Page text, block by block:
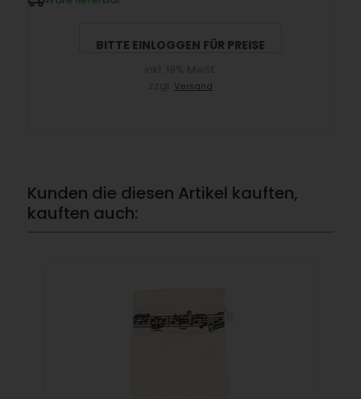
BITTE EINLOGGEN FÜR PREISE
Versand
Kunden die diesen Artikel kauften,
kauften auch: